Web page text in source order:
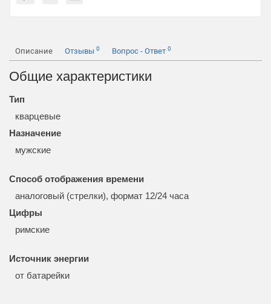
Описание Отзывы 0 Вопрос - Ответ 0
Общие характеристики
Тип
кварцевые
Назначение
мужские
Способ отображения времени
аналоговый (стрелки), формат 12/24 часа
Цифры
римские
Источник энергии
от батарейки